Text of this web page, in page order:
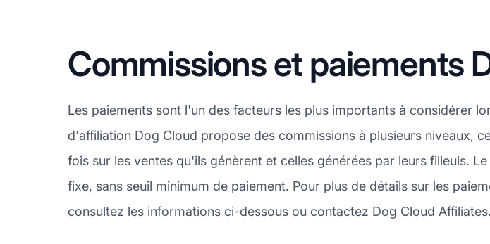
Commissions et paiements
Les paiements sont l'un des facteurs les plus importants à considérer
d'affiliation Dog Cloud propose des commissions à plusieurs niveaux,
fois sur les ventes qu'ils génèrent et celles générées par leurs filleuls.
fixe, sans seuil minimum de paiement. Pour plus de détails sur les
consultez les informations ci-dessous ou contactez Dog Cloud Affiliates.